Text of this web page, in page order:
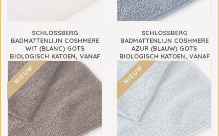
SCHLOSSBERG
BADMATTENLIJN COSHMERE
WIT (BLANC) GOTS
BIOLOGISCH KATOEN, VANAF
€69,90
SCHLOSSBERG
BADMATTENLIJN COSHMERE
AZUR (BLAUW) GOTS
BIOLOGISCH KATOEN, VANAF
€69,90
NIEUW NIEUW